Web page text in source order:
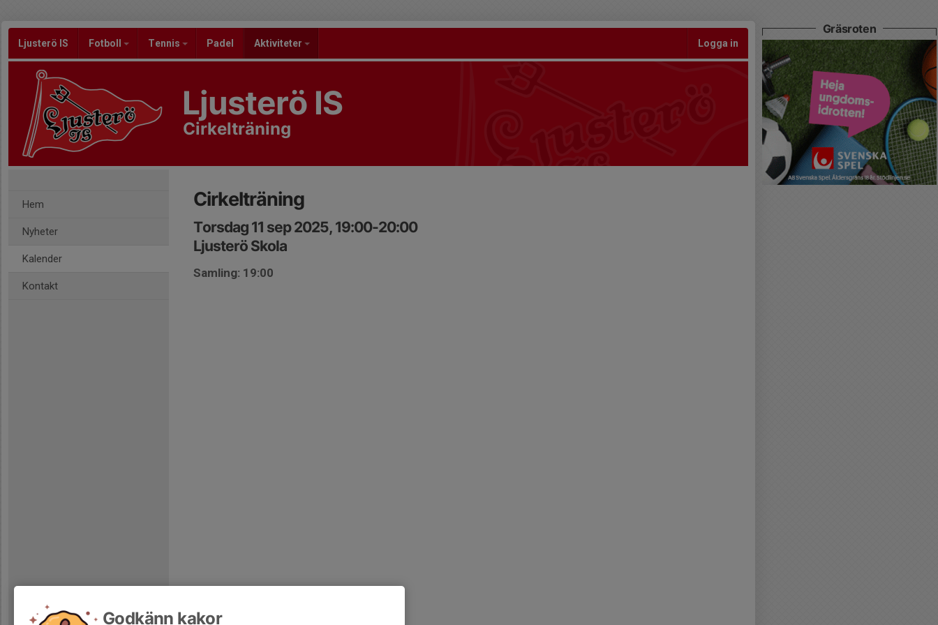
Ljusterö IS Fotboll Tennis Padel Aktiviteter Logga in
Ljusterö IS
Cirkelträning
Hem
Nyheter
Kalender
Kontakt
Cirkelträning
Torsdag 11 sep 2025, 19:00-20:00
Ljusterö Skola
Samling: 19:00
Gräsroten
Godkänn kakor